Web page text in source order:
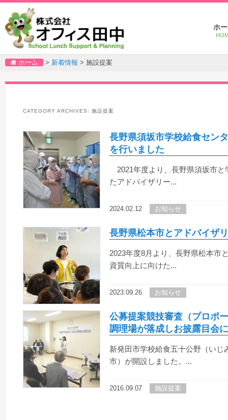
Main
menuSkip
to
Skip
to
ホ
ホーム > 新着情報 > 施設提案
CATEGORY ARCHIVES: 施設提案
長野県須坂市学校給食セン
を行いました
2021年度より、長野県須坂市と
たアドバイザリー...
2024.02.12 お知らせ
長野県松本市とアドバイザ
2023年度8月より、長野県松本市
資質向上に向けた...
2023.09.26 お知らせ
公募提案競技審査（プロポ
調理場が落成しお披露目
新発田市学校給食五十公野（い
市）が開設しました。...
2016.09.07 施設提案